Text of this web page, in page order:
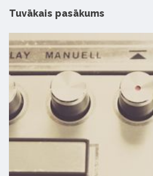
Tuvākais pasākums